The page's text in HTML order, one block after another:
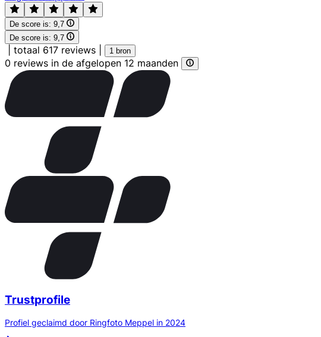
De score is: 9,7
De score is: 9,7
totaal 617 reviews 1 bron
0 reviews in de afgelopen 12 maanden
Trustprofile
Profiel geclaimd door Ringfoto Meppel in 2024